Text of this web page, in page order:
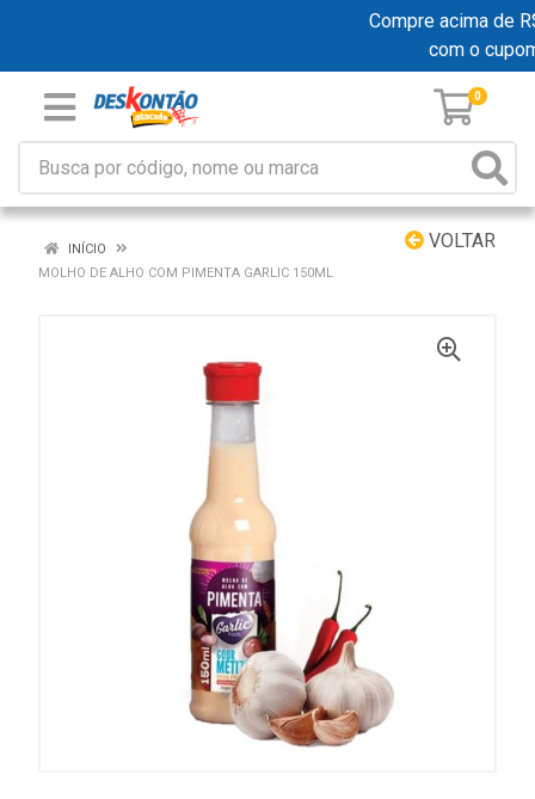
Compre acima de
com o
0
VOLTAR
INÍCIO
MOLHO DE ALHO COM PIMENTA GARLIC 150ML